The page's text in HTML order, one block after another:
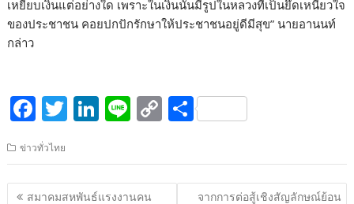
เหยียบเงินแต่อย่างใด เพราะในเงินนั้นมีรูปในหลวงที่เป็นยึดเหนียวใจ
ของประชาชน คอยปกปักรักษาให้ประชาชนอยู่ดีมีสุข” นายอานนท์
กล่าว
F
ac
e
b
T
itt
er
Li
k
e
Li
e
C
p
y
S
ar
e
ข่าวทั่วไทย
แนะแนว
สมาคมสหพันธ์แรงงานคน
จากการต่อสู้เชิงสัญลักษณ์ย้อน